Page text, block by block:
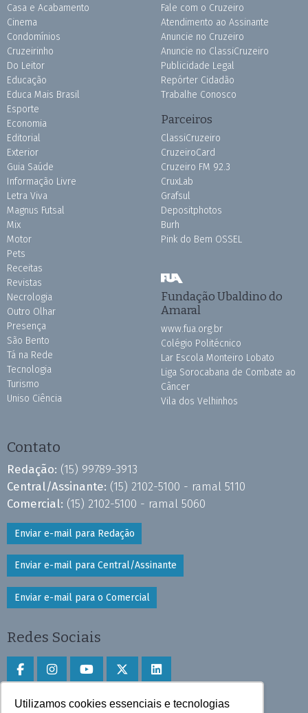
Utilizamos cookies essenciais e tecnologias
Casa e Acabamento
Cinema
Condomínios
Cruzeirinho
Do Leitor
Educação
Educa Mais Brasil
Esporte
Economia
Editorial
Exterior
Guia Saúde
Informação Livre
Letra Viva
Magnus Futsal
Mix
Motor
Pets
Receitas
Revistas
Necrologia
Outro Olhar
Presença
São Bento
Tá na Rede
Tecnologia
Turismo
Uniso Ciência
Fale com o Cruzeiro
Atendimento ao Assinante
Anuncie no Cruzeiro
Anuncie no ClassiCruzeiro
Publicidade Legal
Repórter Cidadão
Trabalhe Conosco
Parceiros
ClassiCruzeiro
CruzeiroCard
Cruzeiro FM 92.3
CruxLab
Grafsul
Depositphotos
Burh
Pink do Bem OSSEL
Fundação Ubaldino do
Amaral
www.fua.org.br
Colégio Politécnico
Lar Escola Monteiro Lobato
Liga Sorocabana de Combate ao
Câncer
Vila dos Velhinhos
Contato
Redação: (15) 99789-3913
Central/Assinante: (15) 2102-5100 - ramal 5110
Comercial: (15) 2102-5100 - ramal 5060
Enviar e-mail para Redação
Enviar e-mail para Central/Assinante
Enviar e-mail para o Comercial
Redes Sociais